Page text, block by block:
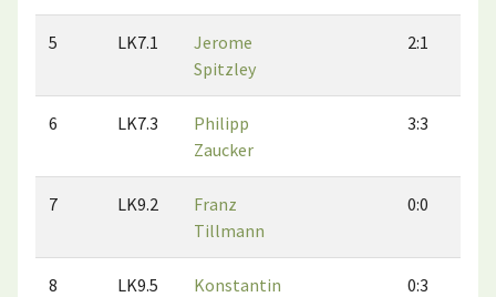
5 LK7.1
Jerome
Spitzley
2:1
6 LK7.3
Philipp
Zaucker
3:3
7 LK9.2
Franz
Tillmann
0:0
8 LK9.5
Konstantin
0:3